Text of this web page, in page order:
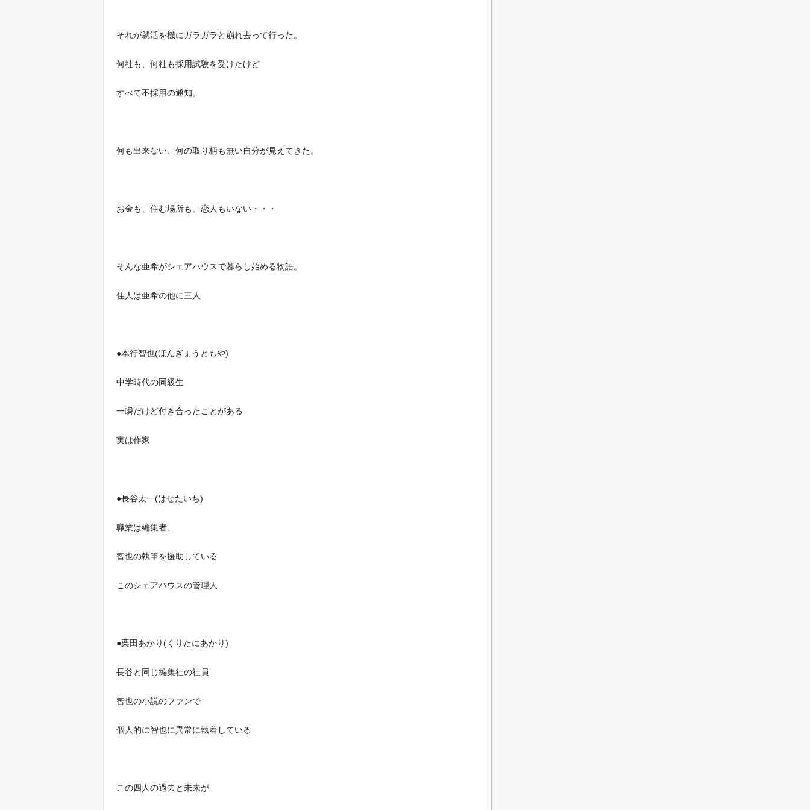
それが就活を機にガラガラと崩れ去って行った。
何社も、何社も採用試験を受けたけど
すべて不採用の通知。
何も出来ない、何の取り柄も無い自分が見えてきた。
お金も、住む場所も、恋人もいない・・・
そんな亜希がシェアハウスで暮らし始める物語。
住人は亜希の他に三人
●本行智也(ほんぎょうともや)
中学時代の同級生
一瞬だけど付き合ったことがある
実は作家
●長谷太一(はせたいち)
職業は編集者、
智也の執筆を援助している
このシェアハウスの管理人
●栗田あかり(くりたにあかり)
長谷と同じ編集社の社員
智也の小説のファンで
個人的に智也に異常に執着している
この四人の過去と未来が